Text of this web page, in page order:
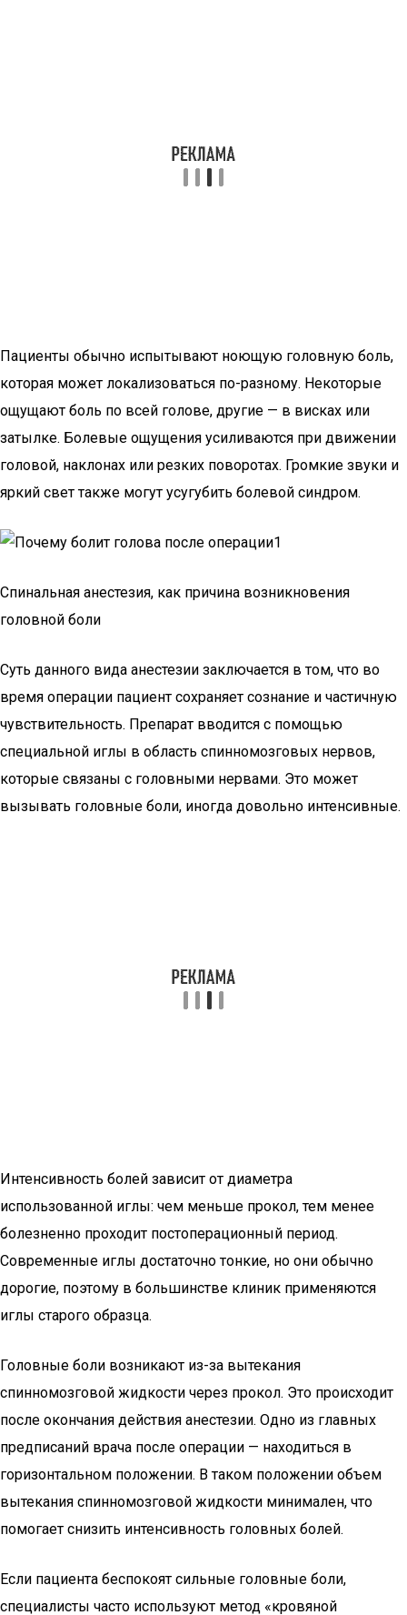
Пациенты обычно испытывают ноющую головную боль,
которая может локализоваться по-разному. Некоторые
ощущают боль по всей голове, другие — в висках или
затылке. Болевые ощущения усиливаются при движении
головой, наклонах или резких поворотах. Громкие звуки и
яркий свет также могут усугубить болевой синдром.
Спинальная анестезия, как причина возникновения
головной боли
Суть данного вида анестезии заключается в том, что во
время операции пациент сохраняет сознание и частичную
чувствительность. Препарат вводится с помощью
специальной иглы в область спинномозговых нервов,
которые связаны с головными нервами. Это может
вызывать головные боли, иногда довольно интенсивные.
Интенсивность болей зависит от диаметра
использованной иглы: чем меньше прокол, тем менее
болезненно проходит постоперационный период.
Современные иглы достаточно тонкие, но они обычно
дорогие, поэтому в большинстве клиник применяются
иглы старого образца.
Головные боли возникают из-за вытекания
спинномозговой жидкости через прокол. Это происходит
после окончания действия анестезии. Одно из главных
предписаний врача после операции — находиться в
горизонтальном положении. В таком положении объем
вытекания спинномозговой жидкости минимален, что
помогает снизить интенсивность головных болей.
Если пациента беспокоят сильные головные боли,
специалисты часто используют метод «кровяной